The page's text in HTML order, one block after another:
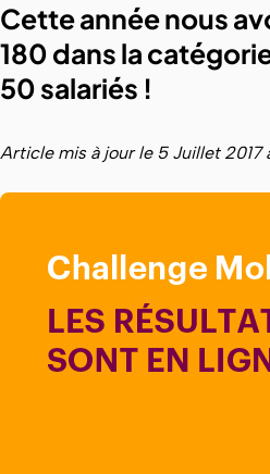
Cette année nous
180 dans la
50 salariés !
Article mis à jour le 5 Juillet 2017